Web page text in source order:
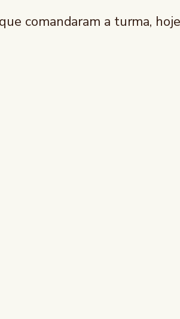
que comandaram a turma,